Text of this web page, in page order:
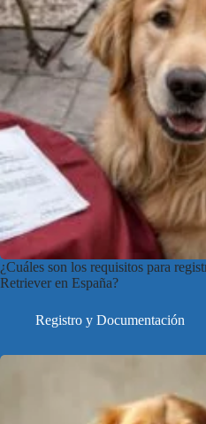
¿Cuáles son los requisitos para
Retriever en España?
Registro y Documentación